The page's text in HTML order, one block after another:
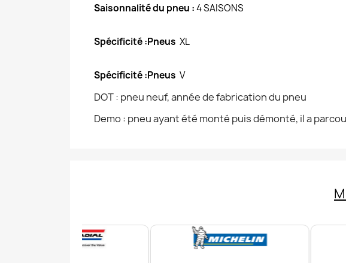
Saisonnalité du pneu :4 SAISONS
Spécificité :Pneus XL
Spécificité :Pneus V
DOT : pneu neuf, année de fabrication du pneu
Demo : pneu ayant été monté puis démonté, il a